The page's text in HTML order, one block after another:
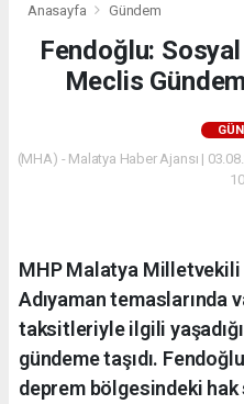
Anasayfa Gündem
Fendoğlu:
Meclis
(MHA) - Malatya Haber Ajansı |
MHP Malatya Milletvekili
Adıyaman temaslarında
taksitleriyle ilgili
gündeme taşıdı.
deprem bölgesindeki hak